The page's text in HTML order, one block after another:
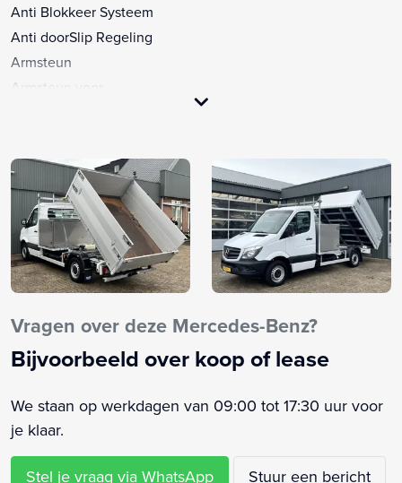
Anti Blokkeer Systeem
Anti doorSlip Regeling
Armsteun
Armsteun voor
Bluetooth telefoonvoorbereiding
Buitenspiegels elektrisch verstelbaar
Centrale deurvergrendeling met afstandsbediening
Centrale vergrendeling met afstandsbediening
Elektrische ramen voor
Elektronische remkrachtverdeling
Getint glas
Hill hold functie
Kipper
Multimedia systeem
Open laadbak
Vragen over deze Mercedes-Benz?
Bijvoorbeeld over koop of lease
We staan op werkdagen van 09:00 tot 17:30 uur voor
je klaar.
Stel je vraag via WhatsApp Stuur een bericht